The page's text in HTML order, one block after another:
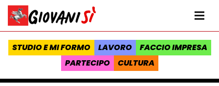
Vai al contenuto
Homepage Giovanisì - Progetto della Regione Toscana
STUDIO E MI FORMO LAVORO
FACCIO IMPRESA
PARTECIPO
CULTURA